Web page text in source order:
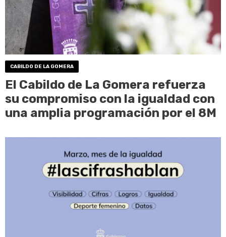
CABILDO DE LA GOMERA
El Cabildo de La Gomera refuerza
su compromiso con la igualdad con
una amplia programación por el 8M